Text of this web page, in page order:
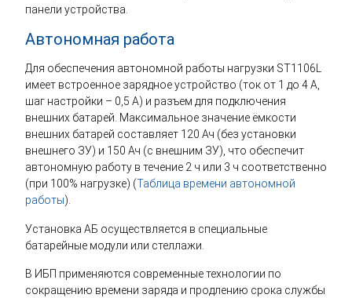
панели устройства.
Автономная работа
Для обеспечения автономной работы нагрузки ST1106L
имеет встроенное зарядное устройство (ток от 1 до 4 А,
шаг настройки – 0,5 А) и разъем для подключения
внешних батарей. Максимальное значение ёмкости
внешних батарей составляет 120 Ач (без установки
внешнего ЗУ) и 150 Ач (с внешним ЗУ), что обеспечит
автономную работу в течение 2 ч или 3 ч соответственно
(при 100% нагрузке) (Таблица времени автономной
работы).
Установка АБ осуществляется в специальные
батарейные модули или стеллажи.
В ИБП применяются современные технологии по
сокращению времени заряда и продлению срока службы